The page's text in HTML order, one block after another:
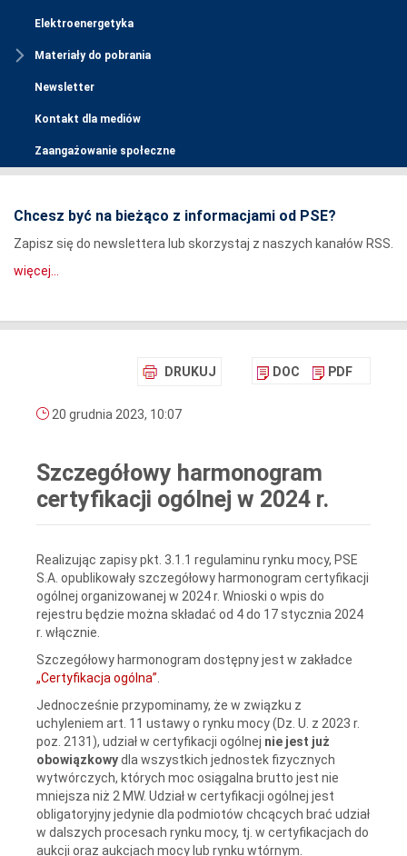
Elektroenergetyka
Materiały do pobrania
Newsletter
Kontakt dla mediów
Zaangażowanie społeczne
Chcesz być na bieżąco z informacjami od PSE?
Zapisz się do newslettera lub skorzystaj z naszych kanałów RSS.
więcej...
DRUKUJ DOC PDF
20 grudnia 2023, 10:07
Szczegółowy harmonogram
certyfikacji ogólnej w 2024 r.
Realizując zapisy pkt. 3.1.1 regulaminu rynku mocy, PSE
S.A. opublikowały szczegółowy harmonogram certyfikacji
ogólnej organizowanej w 2024 r. Wnioski o wpis do
rejestru będzie można składać od 4 do 17 stycznia 2024
r. włącznie.
Szczegółowy harmonogram dostępny jest w zakładce
„Certyfikacja ogólna”
Jednocześnie przypominamy, że w związku z
uchyleniem art. 11 ustawy o rynku mocy (Dz. U. z 2023 r.
poz. 2131), udział w certyfikacji ogólnej nie jest już
obowiązkowydla wszystkich jednostek fizycznych
wytwórczych, których moc osiągalna brutto jest nie
mniejsza niż 2 MW. Udział w certyfikacji ogólnej jest
obligatoryjny jedynie dla podmiotów chcących brać udział
w dalszych procesach rynku mocy, tj. w certyfikacjach do
aukcji oraz aukcjach mocy lub rynku wtórnym.